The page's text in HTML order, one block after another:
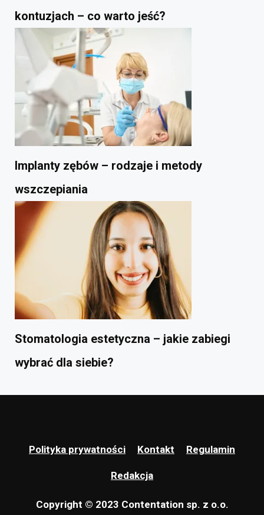
kontuzjach – co warto jeść?
Implanty zębów – rodzaje i metody
wszczepiania
Stomatologia estetyczna – jakie zabiegi
wybrać dla siebie?
Polityka prywatności Kontakt Regulamin
Redakcja
Copyright © 2023 Contentation sp. z o.o.